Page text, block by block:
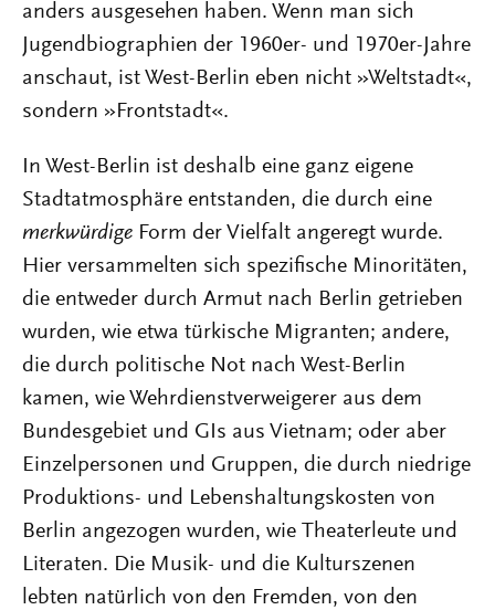
anders ausgesehen haben. Wenn man sich
Jugendbiographien der 1960er- und 1970er-Jahre
anschaut, ist West-Berlin eben nicht »Weltstadt«,
sondern »Frontstadt«.
In West-Berlin ist deshalb eine ganz eigene
Stadtatmosphäre entstanden, die durch eine
merkwürdige Form der Vielfalt angeregt wurde.
Hier versammelten sich spezifische Minoritäten,
die entweder durch Armut nach Berlin getrieben
wurden, wie etwa türkische Migranten; andere,
die durch politische Not nach West-Berlin
kamen, wie Wehrdienstverweigerer aus dem
Bundesgebiet und GIs aus Vietnam; oder aber
Einzelpersonen und Gruppen, die durch niedrige
Produktions- und Lebenshaltungskosten von
Berlin angezogen wurden, wie Theaterleute und
Literaten. Die Musik- und die Kulturszenen
lebten natürlich von den Fremden, von den